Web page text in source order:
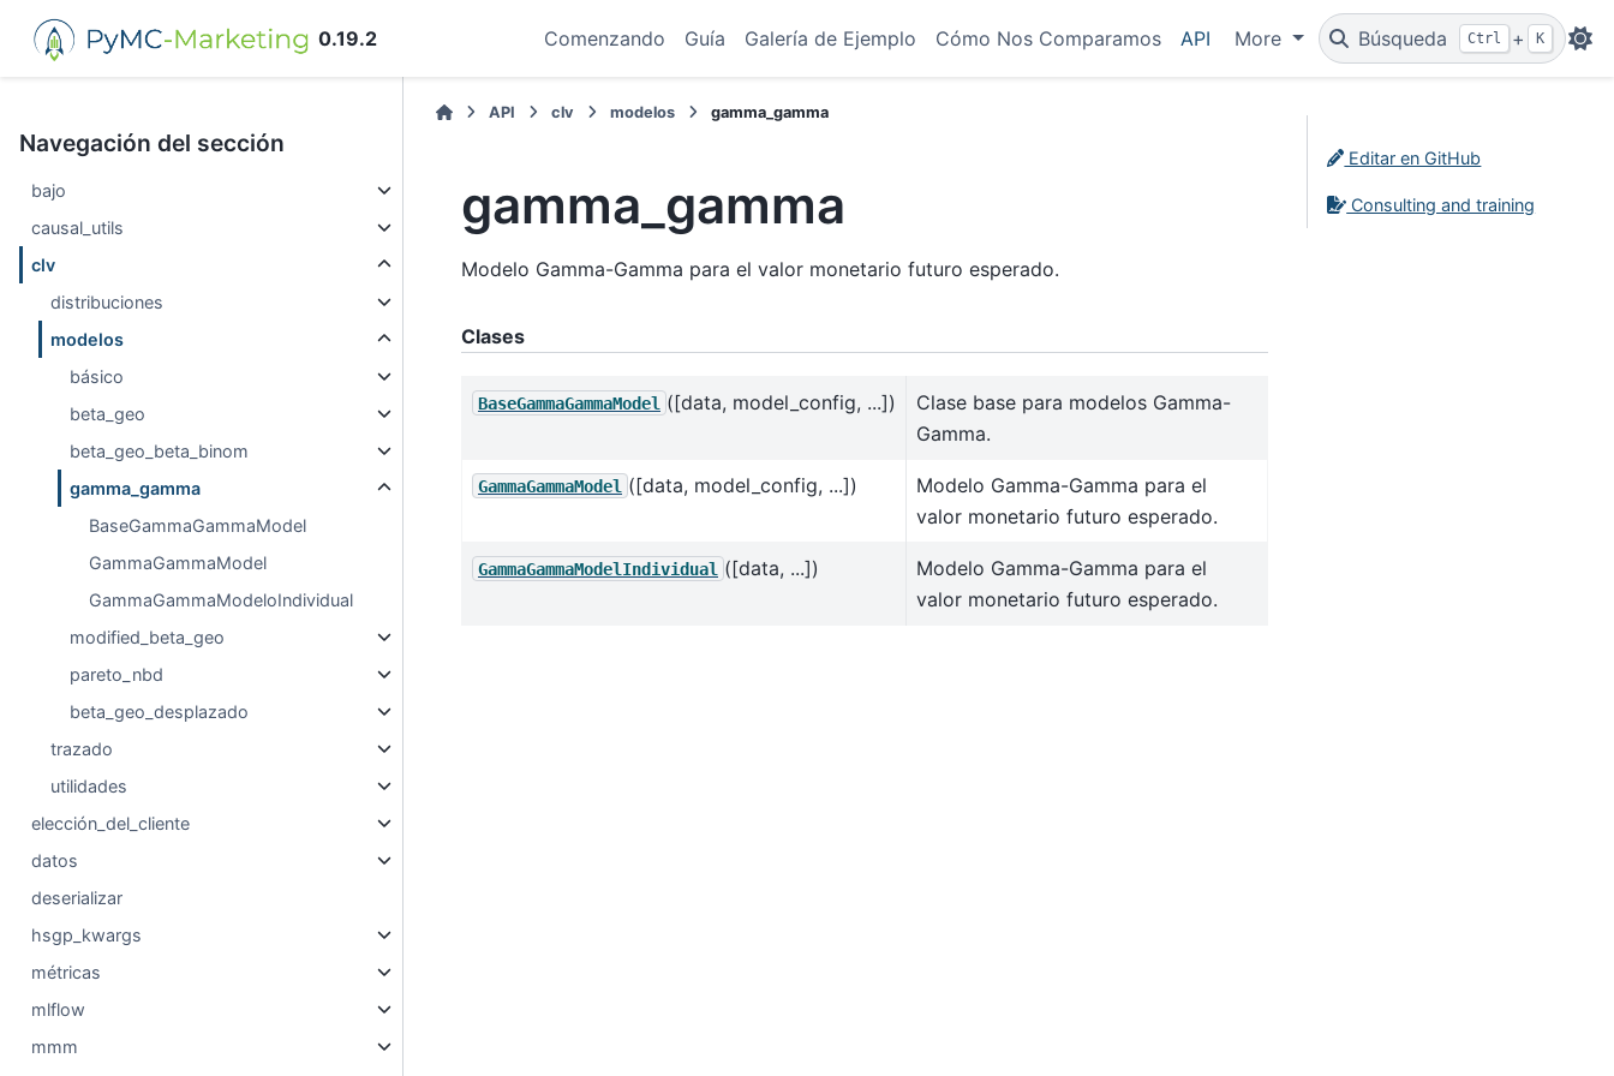
0.19.2 Comenzando Guía Galería de Ejemplo Cómo Nos Comparamos API More Búsqueda Ctrl + K
Navegación del sección
bajo
causal_utils
clv
distribuciones
modelos
básico
beta_geo
beta_geo_beta_binom
gamma_gamma
BaseGammaGammaModel
GammaGammaModel
GammaGammaModeloIndividual
modified_beta_geo
pareto_nbd
beta_geo_desplazado
trazado
utilidades
elección_del_cliente
datos
deserializar
hsgp_kwargs
métricas
mlflow
mmm
API clv modelos gamma_gamma
gamma_gamma
Modelo Gamma-Gamma para el valor monetario futuro esperado.
Clases
BaseGammaGammaModel ([data, model_config, ...])
Clase base para modelos Gamma-
Gamma.
GammaGammaModel ([data, model_config, ...])
Modelo Gamma-Gamma para el
valor monetario futuro esperado.
GammaGammaModelIndividual ([data, ...])
Modelo Gamma-Gamma para el
valor monetario futuro esperado.
Editar en GitHub
Consulting and training